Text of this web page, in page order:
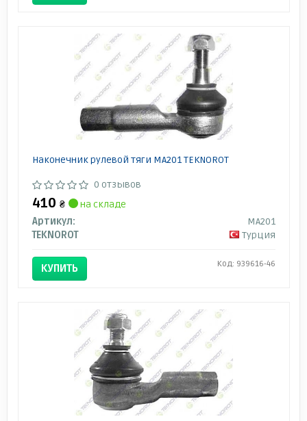
Наконечник рулевой тяги MA201 TEKNOROT
0 отзывов
410 ₴
на складе
Артикул:
MA201
TEKNOROT
Турция
КУПИТЬ Код: 939616-46